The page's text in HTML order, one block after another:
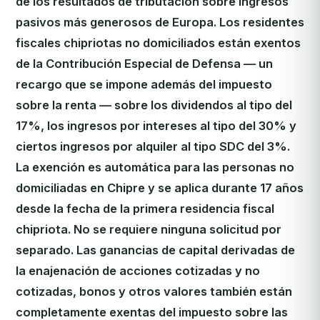
pasivos más generosos de Europa. Los residentes
fiscales chipriotas no domiciliados están exentos
de la Contribución Especial de Defensa — un
recargo que se impone además del impuesto
sobre la renta — sobre los dividendos al tipo del
17%, los ingresos por intereses al tipo del 30% y
ciertos ingresos por alquiler al tipo SDC del 3%.
La exención es automática para las personas no
domiciliadas en Chipre y se aplica durante 17 años
desde la fecha de la primera residencia fiscal
chipriota. No se requiere ninguna solicitud por
separado. Las ganancias de capital derivadas de
la enajenación de acciones cotizadas y no
cotizadas, bonos y otros valores también están
completamente exentas del impuesto sobre las